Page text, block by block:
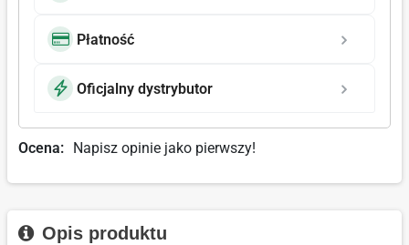
Płatność
Oficjalny dystrybutor
Ocena: Napisz opinie jako pierwszy!
Opis produktu